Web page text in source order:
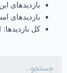
بازدیدهای
بازدیدهای
کل بازدیدها: